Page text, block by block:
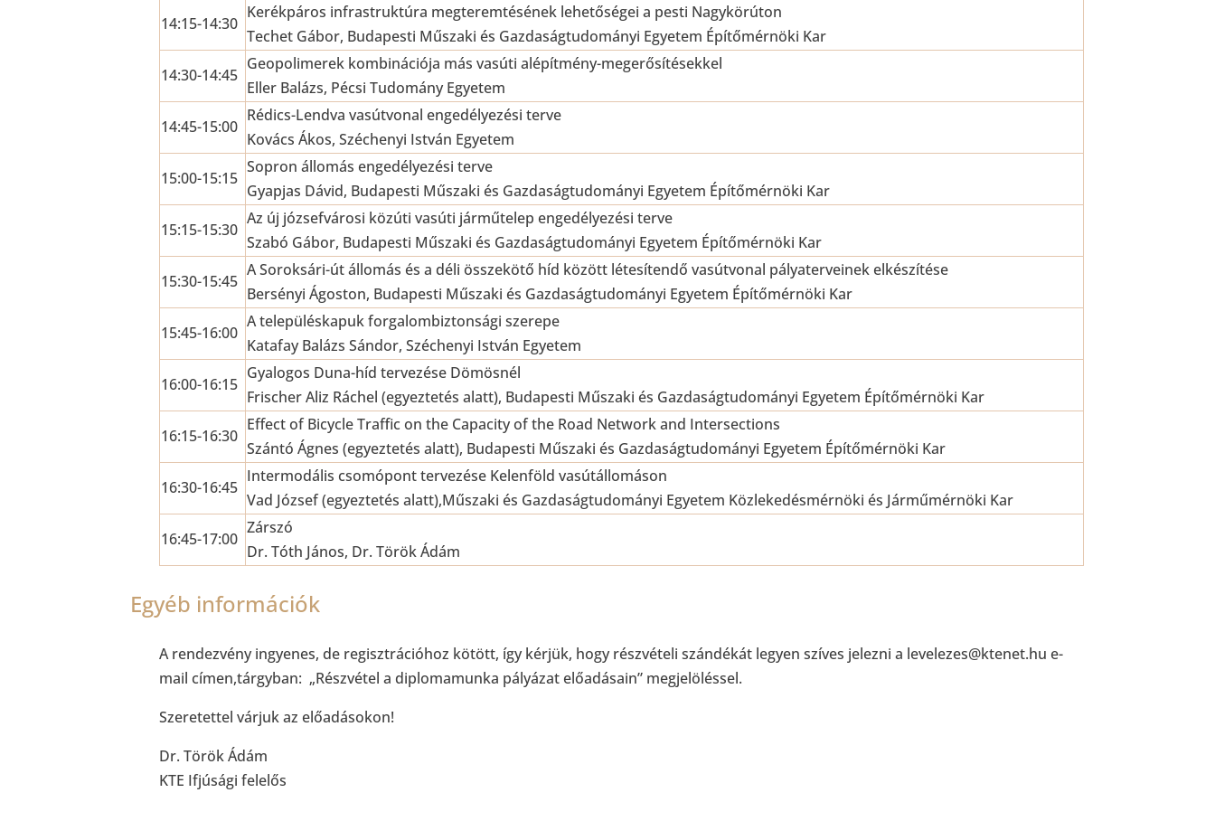
14:15-14:30
Kerékpáros infrastruktúra megteremtésének lehetőségei a pesti Nagykörúton
Techet Gábor, Budapesti Műszaki és Gazdaságtudományi Egyetem Építőmérnöki Kar
14:30-14:45
Geopolimerek kombinációja más vasúti alépítmény-megerősítésekkel
Eller Balázs, Pécsi Tudomány Egyetem
14:45-15:00
Rédics-Lendva vasútvonal engedélyezési terve
Kovács Ákos, Széchenyi István Egyetem
15:00-15:15
Sopron állomás engedélyezési terve
Gyapjas Dávid, Budapesti Műszaki és Gazdaságtudományi Egyetem Építőmérnöki Kar
15:15-15:30
Az új józsefvárosi közúti vasúti járműtelep engedélyezési terve
Szabó Gábor, Budapesti Műszaki és Gazdaságtudományi Egyetem Építőmérnöki Kar
15:30-15:45
A Soroksári-út állomás és a déli összekötő híd között létesítendő vasútvonal pályaterveinek elkészítése
Bersényi Ágoston, Budapesti Műszaki és Gazdaságtudományi Egyetem Építőmérnöki Kar
15:45-16:00
A településkapuk forgalombiztonsági szerepe
Katafay Balázs Sándor, Széchenyi István Egyetem
16:00-16:15
Gyalogos Duna-híd tervezése Dömösnél
Frischer Aliz Ráchel (egyeztetés alatt), Budapesti Műszaki és Gazdaságtudományi Egyetem Építőmérnöki Kar
16:15-16:30
Effect of Bicycle Traffic on the Capacity of the Road Network and Intersections
Szántó Ágnes (egyeztetés alatt), Budapesti Műszaki és Gazdaságtudományi Egyetem Építőmérnöki Kar
16:30-16:45
Intermodális csomópont tervezése Kelenföld vasútállomáson
Vad József (egyeztetés alatt),Műszaki és Gazdaságtudományi Egyetem Közlekedésmérnöki és Járműmérnöki Kar
16:45-17:00
Zárszó
Dr. Tóth János, Dr. Török Ádám
Egyéb információk
A rendezvény ingyenes, de regisztrációhoz kötött, így kérjük, hogy részvételi szándékát legyen szíves jelezni a levelezes@ktenet.hu e-
mail címen,tárgyban: „Részvétel a diplomamunka pályázat előadásain” megjelöléssel.
Szeretettel várjuk az előadásokon!
Dr. Török Ádám
KTE Ifjúsági felelős